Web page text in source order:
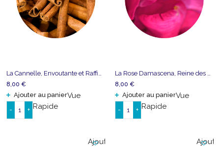
8,00 €
Ajouter au panierVue
Rapide
-
quantité
+
8,00 €
Ajouter au panierVue
Rapide
-
quantité
+
Ajouter